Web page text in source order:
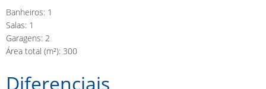
Banheiros: 1
Salas: 1
Garagens: 2
Área total (m²): 300
Diferenciais